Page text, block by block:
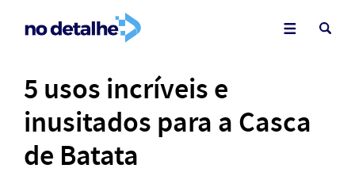
5 usos incríveis e
inusitados para a Casca
de Batata